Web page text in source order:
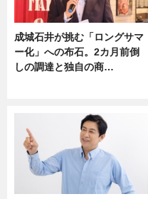
成城石井が挑む「ロングサマ
ー化」への布石。2カ月前倒
しの調達と独自の商…